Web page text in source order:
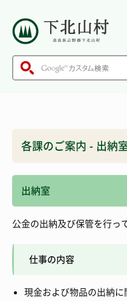
各課のご案内 - 出納
出納室
公金の出納及び保管を行っ
仕事の内容
現金および物品の出納に